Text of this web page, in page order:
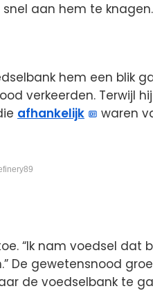
aan hem te knagen.
hem een blik
verkeerden. Terwijl
afhankelijk
waren
“Ik nam voedsel dat
De gewetensnood
de voedselbank te